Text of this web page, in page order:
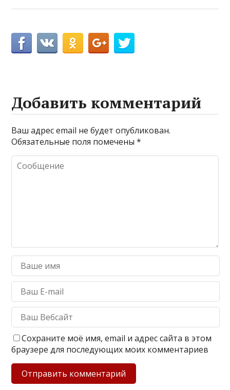
Добавить комментарий
Ваш адрес email не будет опубликован.
Обязательные поля помечены*
Сохраните моё имя, email и адрес сайта в этом
браузере для последующих моих комментариев